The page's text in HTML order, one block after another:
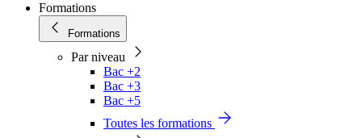
Formations
Formations
Par niveau
Bac +2
Bac +3
Bac +5
Toutes les formations